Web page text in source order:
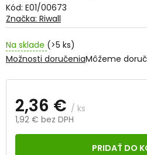
Kód: E01/00673
Na sklade (>5 ks)
Môžeme
Možnosti doručenia
2,36 € / ks
1,92 € bez DPH
Jednotková
PRIDAŤ DO
Značka: Riwall